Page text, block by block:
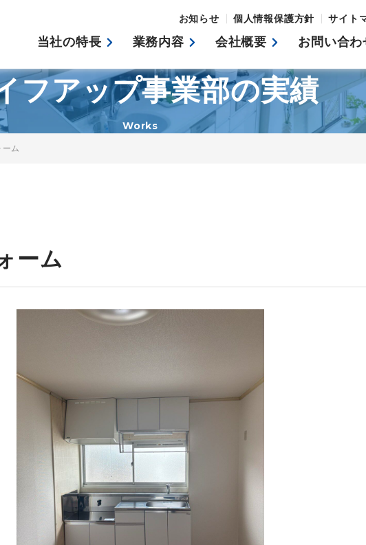
当社の特長 業務内容 会社概要 お問い合わ
お知らせ 個人情報保護方針 サイト
フアップ事業部の実績
Works
ム
ーム